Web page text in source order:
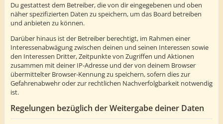
Du gestattest dem Betreiber, die von dir eingegebenen und oben
näher spezifizierten Daten zu speichern, um das Board betreiben
und anbieten zu können.
Darüber hinaus ist der Betreiber berechtigt, im Rahmen einer
Interessenabwägung zwischen deinen und seinen Interessen sowie
den Interessen Dritter, Zeitpunkte von Zugriffen und Aktionen
zusammen mit deiner IP-Adresse und der von deinem Browser
übermittelter Browser-Kennung zu speichern, sofern dies zur
Gefahrenabwehr oder zur rechtlichen Nachverfolgbarkeit notwendig
ist.
Regelungen bezüglich der Weitergabe deiner Daten